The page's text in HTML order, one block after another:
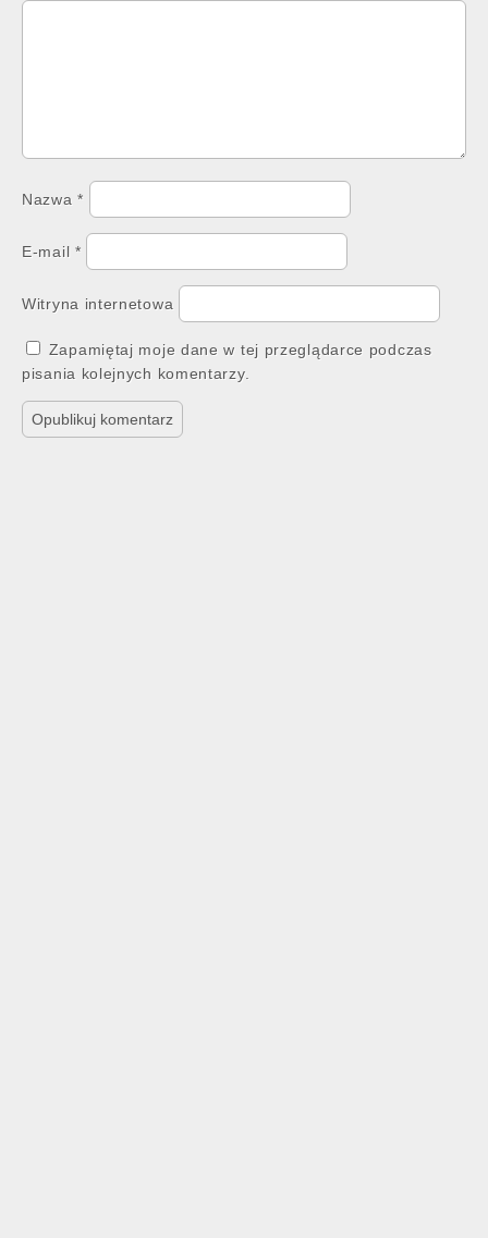
Nazwa*
E-mail *
Witryna internetowa
Zapamiętaj moje dane w tej przeglądarce podczas
pisania kolejnych komentarzy.